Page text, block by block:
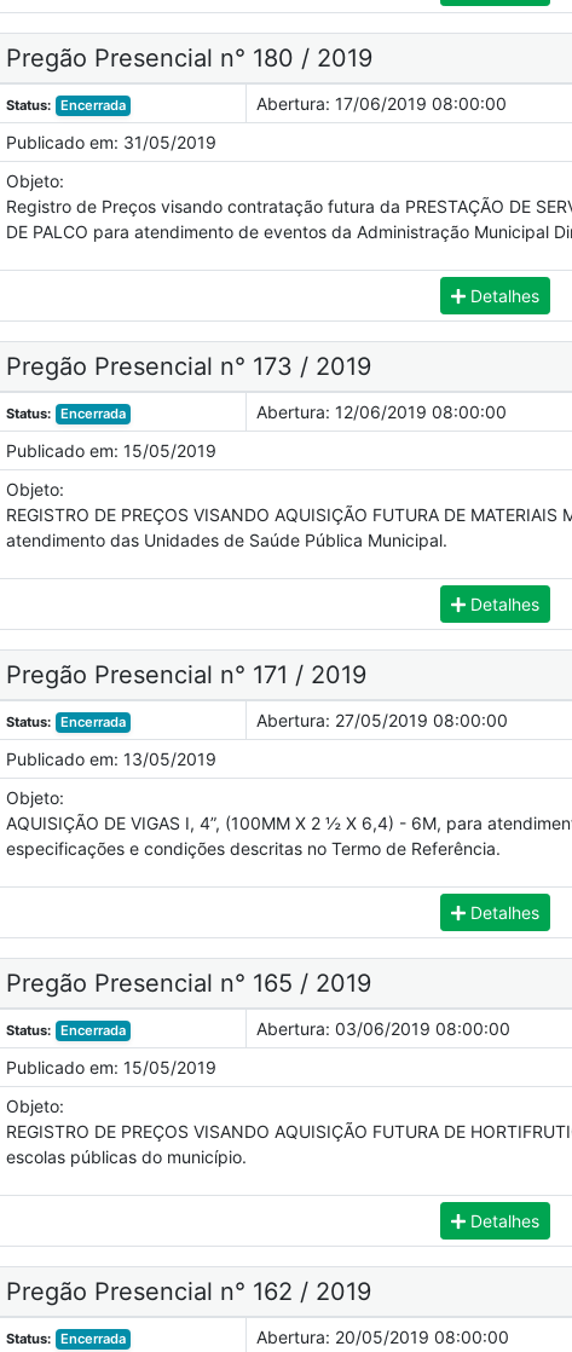
Pregão Presencial n° 180 / 2019
Status: Encerrada Abertura: 17/06/2019 08:00:00
Publicado em: 31/05/2019
Objeto:
Registro de Preços visando contratação futura da PRESTAÇÃO DE
DE PALCO para atendimento de eventos da Administração Municipal
Detalhes
Pregão Presencial n° 173 / 2019
Status: Encerrada Abertura: 12/06/2019 08:00:00
Publicado em: 15/05/2019
Objeto:
REGISTRO DE PREÇOS VISANDO AQUISIÇÃO FUTURA DE
atendimento das Unidades de Saúde Pública Municipal.
Detalhes
Pregão Presencial n° 171 / 2019
Status: Encerrada Abertura: 27/05/2019 08:00:00
Publicado em: 13/05/2019
Objeto:
AQUISIÇÃO DE VIGAS I, 4”, (100MM X 2 ½ X 6,4) - 6M, para
especificações e condições descritas no Termo de Referência.
Detalhes
Pregão Presencial n° 165 / 2019
Status: Encerrada Abertura: 03/06/2019 08:00:00
Publicado em: 15/05/2019
Objeto:
REGISTRO DE PREÇOS VISANDO AQUISIÇÃO FUTURA DE
escolas públicas do município.
Detalhes
Pregão Presencial n° 162 / 2019
Status: Encerrada Abertura: 20/05/2019 08:00:00